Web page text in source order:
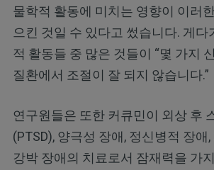
물학적 활동에 미치는 영향이 이러
으킨 것일 수 있다고 썼습니다. 게
적 활동들 중 많은 것들이 “몇 가지
질환에서 조절이 잘 되지 않습니다.”
연구원들은 또한 커큐민이 외상 후
(PTSD), 양극성 장애, 정신병적 장애
강박 장애의 치료로서 잠재력을 가